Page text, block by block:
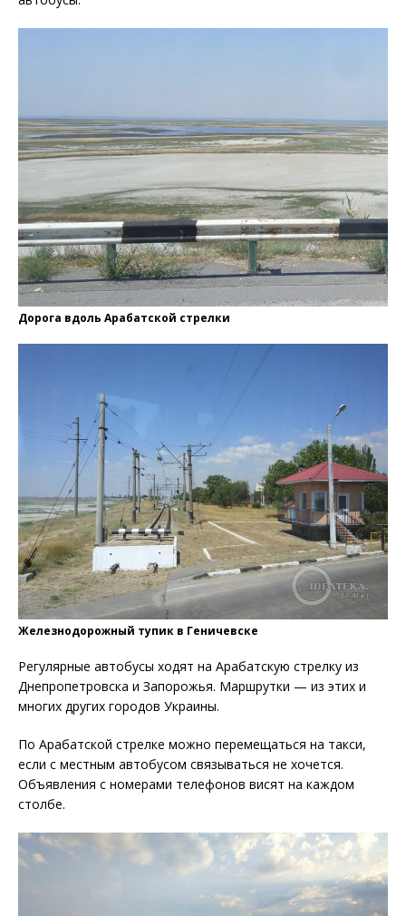
Дорога вдоль Арабатской стрелки
Железнодорожный тупик в Геничевске
Регулярные автобусы ходят на Арабатскую стрелку из
Днепропетровска и Запорожья. Маршрутки — из этих и
многих других городов Украины.
По Арабатской стрелке можно перемещаться на такси,
если с местным автобусом связываться не хочется.
Объявления с номерами телефонов висят на каждом
столбе.